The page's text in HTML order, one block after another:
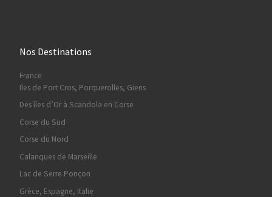
Nos Destinations
France
Iles de Port Cros, Porquerolles, Giens
Des îles d’Or à Scandola en Corse
Corse du Sud
Corse du Nord
Calanques de Marseille
Lac de Serre Ponçon
Grèce, Espagne, Italie